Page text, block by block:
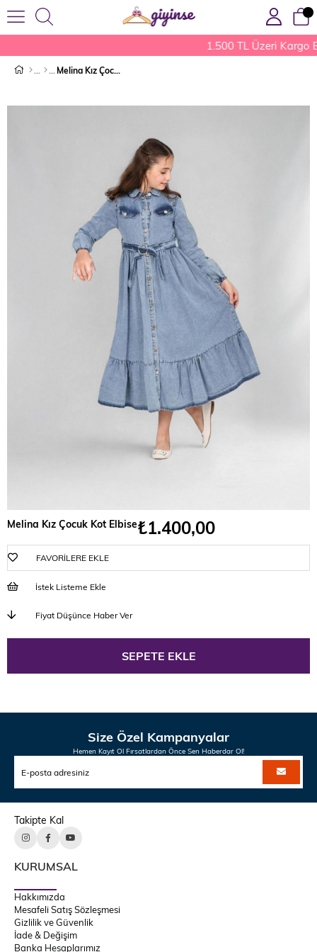
1.500 TL Üzeri Kargo
Melina Kız Çocuk Kot Elbise
Melina Kız Çocuk Kot Elbise₺1.400,00
FAVORILERE EKLE
İstek Listeme Ekle
Fiyat Düşünce Haber Ver
Size Özel Kampanyalar
Hemen Kayıt Ol Fırsatlardan Önce Sen Haberdar Ol!
Takipte Kal
KURUMSAL
Hakkımızda
Mesafeli Satış Sözleşmesi
Gizlilik ve Güvenlik
İade & Değişim
Banka Hesaplarımız